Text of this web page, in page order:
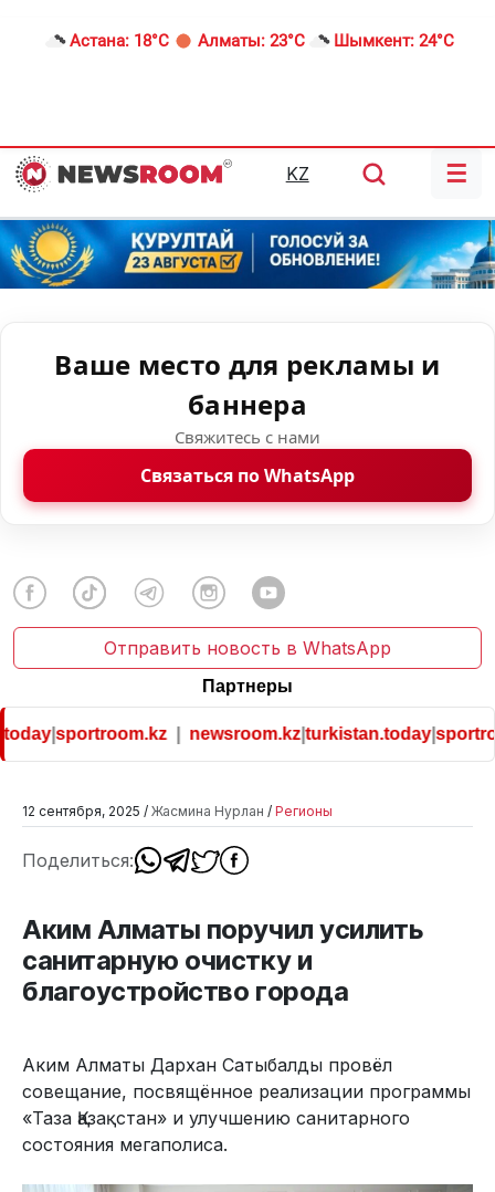
Астана: 18°C Алматы: 23°C Шымкент: 24°C
KZ ☰
Ваше место для рекламы и
баннера
Свяжитесь с нами
Связаться по WhatsApp
Отправить новость в WhatsApp
Партнеры
|sportroom.kz| newsroom.kz|turkistan.today|
12 сентября, 2025 / Жасмина Нурлан / Регионы
Поделиться:
Аким Алматы поручил усилить
санитарную очистку и
благоустройство города
Аким Алматы Дархан Сатыбалды провёл
совещание, посвящённое реализации программы
«Таза Қазақстан» и улучшению санитарного
состояния мегаполиса.